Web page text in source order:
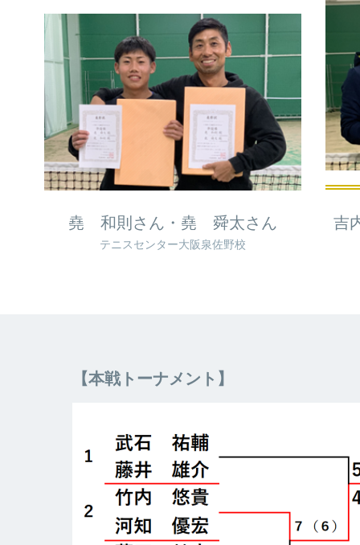
堯 和則さん・堯 舜太さん
テニスセンター大阪泉佐野校
吉
【本戦トーナメント】